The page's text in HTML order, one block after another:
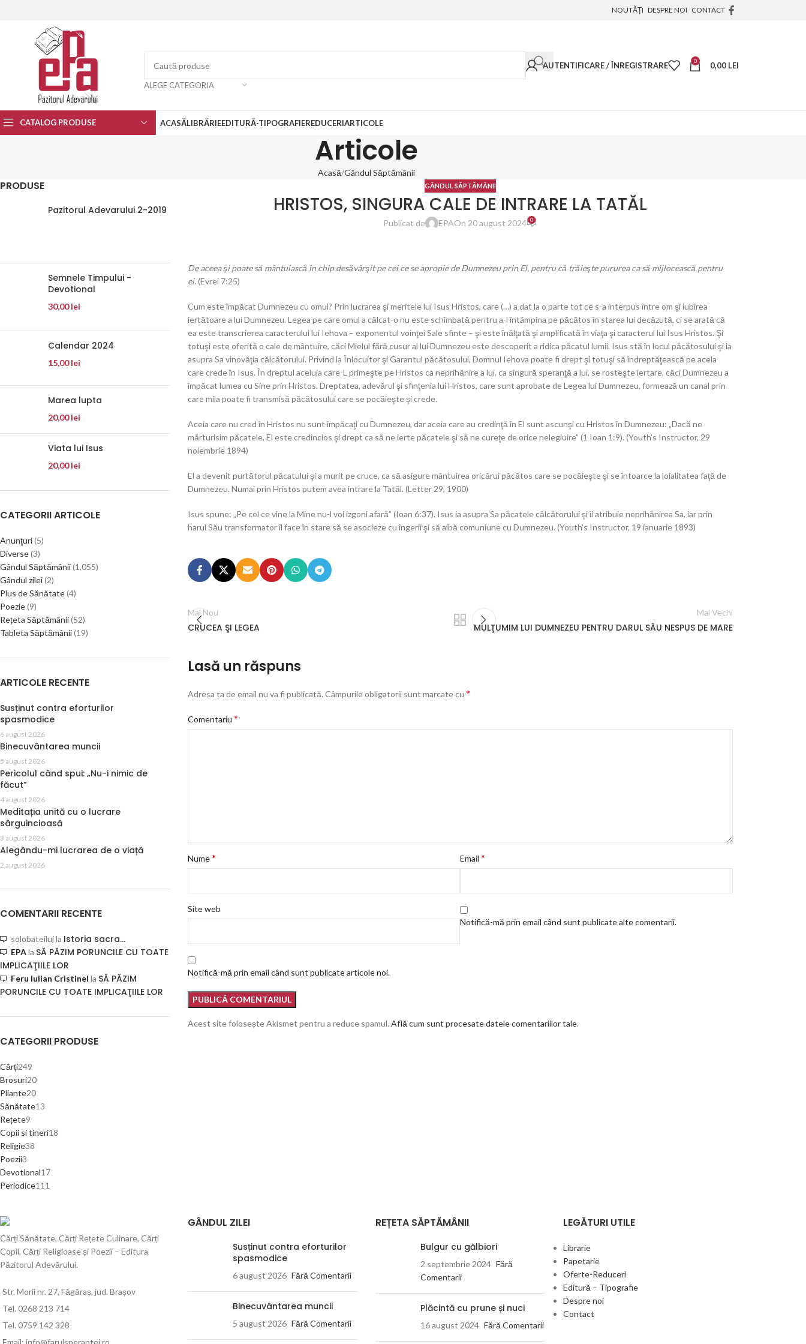
NOUTĂȚI DESPRE NOI CONTACT
ALEGE CATEGORIA
AUTENTIFICARE / ÎNREGISTRARE 0 0,00 LEI
CATALOG PRODUSE ACASĂLIBRĂRIEEDITURĂ-TIPOGRAFIEREDUCERIARTICOLE
Articole
Acasă Gândul Săptămânii
PRODUSE
Pazitorul Adevarului 2-2019
Semnele Timpului -
Devotional
30,00lei
Calendar 2024
15,00lei
Marea lupta
20,00lei
Viata lui Isus
20,00lei
CATEGORII ARTICOLE
Anunţuri(5)
Diverse(3)
Gândul Săptămânii(1.055)
Gândul zilei(2)
Plus de Sănătate(4)
Poezie(9)
Rețeta Săptămânii(52)
Tableta Săptămânii(19)
ARTICOLE RECENTE
Susținut contra eforturilor
spasmodice
6 august 2026
Binecuvântarea muncii
5 august 2026
Pericolul când spui: „Nu-i nimic de
făcut”
4 august 2026
Meditația unită cu o lucrare
sârguincioasă
3 august 2026
Alegându-mi lucrarea de o viață
2 august 2026
COMENTARII RECENTE
solobateilujla Istoria sacra…
EPAla SĂ PĂZIM PORUNCILE CU TOATE
IMPLICAŢIILE LOR
Feru Iulian Cristinel la SĂ PĂZIM
PORUNCILE CU TOATE IMPLICAŢIILE LOR
CATEGORII PRODUSE
Cărți249
Brosuri20
Pliante20
Sănătate13
Rețete9
Copii si tineri18
Religie38
Poezii3
Devotional17
Periodice111
GÂNDUL SĂPTĂMÂNII
HRISTOS, SINGURA CALE DE INTRARE LA TATĂL
Publicat de EPAOn 20 august 2024 0
De aceea şi poate să mântuiască în chip desăvârşit pe cei ce se apropie de Dumnezeu prin El, pentru că trăieşte pururea ca să mijlocească pentru
ei.(Evrei 7:25)
Cum este împăcat Dumnezeu cu omul? Prin lucrarea şi meritele lui Isus Hristos, care (…) a dat la o parte tot ce s-a interpus între om şi iubirea
iertătoare a lui Dumnezeu. Legea pe care omul a călcat-o nu este schimbată pentru a-l întâmpina pe păcătos în starea lui decăzută, ci se arată că
ea este transcrierea caracterului lui Iehova – exponentul voinţei Sale sfinte – şi este înălţată şi amplificată în viaţa şi caracterul lui Isus Hristos. Şi
totuşi este oferită o cale de mântuire, căci Mielul fără cusur al lui Dumnezeu este descoperit a ridica păcatul lumii. Isus stă în locul păcătosului şi ia
asupra Sa vinovăţia călcătorului. Privind la Înlocuitor şi Garantul păcătosului, Domnul Iehova poate fi drept şi totuşi să îndreptăţească pe acela
care crede în Isus. În dreptul aceluia care-L primeşte pe Hristos ca neprihănire a lui, ca singură speranţă a lui, se rosteşte iertare, căci Dumnezeu a
împăcat lumea cu Sine prin Hristos. Dreptatea, adevărul şi sfinţenia lui Hristos, care sunt aprobate de Legea lui Dumnezeu, formează un canal prin
care mila poate fi transmisă păcătosului care se pocăieşte şi crede.
Aceia care nu cred în Hristos nu sunt împăcaţi cu Dumnezeu, dar aceia care au credinţă în El sunt ascunşi cu Hristos în Dumnezeu: „Dacă ne
mărturisim păcatele, El este credincios şi drept ca să ne ierte păcatele şi să ne cureţe de orice nelegiuire” (1 Ioan 1:9). (Youth’s Instructor, 29
noiembrie 1894)
El a devenit purtătorul păcatului şi a murit pe cruce, ca să asigure mântuirea oricărui păcătos care se pocăieşte şi se întoarce la loialitatea faţă de
Dumnezeu. Numai prin Hristos putem avea intrare la Tatăl. (Letter 29, 1900)
Isus spune: „Pe cel ce vine la Mine nu-l voi izgoni afară” (Ioan 6:37). Isus ia asupra Sa păcatele călcătorului şi îi atribuie neprihănirea Sa, iar prin
harul Său transformator îl face în stare să se asocieze cu îngerii şi să aibă comuniune cu Dumnezeu. (Youth’s Instructor, 19 ianuarie 1893)
Mai Nou
CRUCEA ŞI LEGEA
Mai Vechi
MULŢUMIM LUI DUMNEZEU PENTRU DARUL SĂU NESPUS DE MARE
Lasă un răspuns
Adresa ta de email nu va fi publicată. Câmpurile obligatorii sunt marcate cu *
Comentariu *
Nume* Email*
Site web
Notifică-mă prin email când sunt publicate alte comentarii.
Notifică-mă prin email când sunt publicate articole noi.
Acest site folosește Akismet pentru a reduce spamul. Află cum sunt procesate datele comentariilor tale.
Cărți Sănătate, Cărți Rețete Culinare, Cărți
Copii, Cărți Religioase și Poezii – Editura
Păzitorul Adevărului.
Str. Morii nr. 27, Făgăraș, jud. Brașov
Tel. 0268 213 714
Tel. 0759 142 328
Email: info@farulsperantei.ro
GÂNDUL ZILEI
Susținut contra eforturilor
spasmodice
6 august 2026 Fără Comentarii
Binecuvântarea muncii
5 august 2026 Fără Comentarii
REȚETA SĂPTĂMÂNII
Bulgur cu gălbiori
2 septembrie 2024 Fără
Comentarii
Plăcintă cu prune și nuci
16 august 2024 Fără Comentarii
LEGĂTURI UTILE
Librarie
Papetarie
Oferte-Reduceri
Editură – Tipografie
Despre noi
Contact